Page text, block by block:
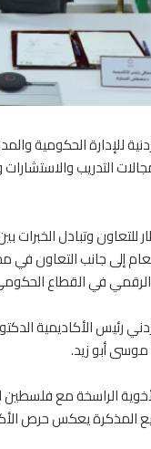
للإدارة الحكومية
التدريب
وتبادل الخبرات
إلى جانب التعاون في
الرقمي في القطاع
رئيس الأكاديمية
موسى أبو زيد.
الراسخة مع
المذكرة يعكس حرص